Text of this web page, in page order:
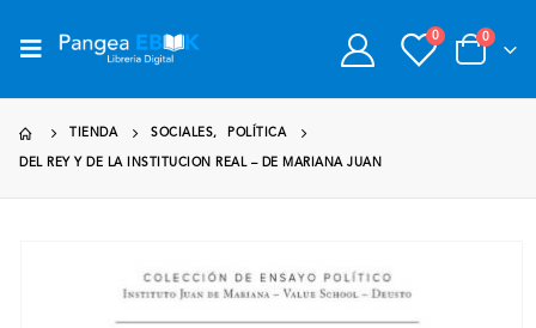
0 0
TIENDA SOCIALES, POLÍTICA
DEL REY Y DE LA INSTITUCION REAL – DE MARIANA JUAN